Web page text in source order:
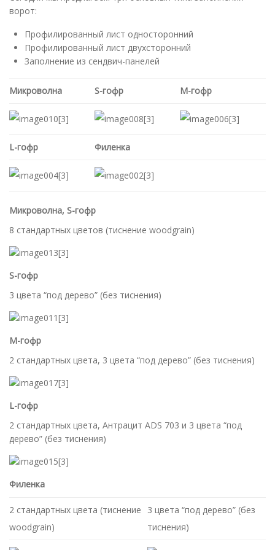
ворот:
Профилированный лист односторонний
Профилированный лист двухсторонний
Заполнение из сендвич-панелей
Микроволна S-гофр М-гофр
L-гофр Филенка
Микроволна, S-гофр
8 стандартных цветов (тиснение woodgrain)
S-гофр
3 цвета “под дерево” (без тиснения)
M-гофр
2 стандартных цвета, 3 цвета “под дерево” (без тиснения)
L-гофр
2 стандартных цвета, Антрацит ADS 703 и 3 цвета “под
дерево” (без тиснения)
Филенка
2 стандартных цвета (тиснение
woodgrain)
3 цвета “под дерево” (без
тиснения)